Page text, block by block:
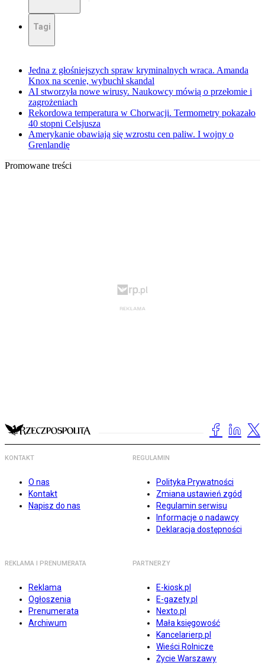
Tagi
Jedna z głośniejszych spraw kryminalnych wraca. Amanda
Knox na scenie, wybuchł skandal
AI stworzyła nowe wirusy. Naukowcy mówią o przełomie i
zagrożeniach
Rekordowa temperatura w Chorwacji. Termometry pokazało
40 stopni Celsjusza
Amerykanie obawiają się wzrostu cen paliw. I wojny o
Grenlandię
Promowane treści
KONTAKT
O nas
Kontakt
Napisz do nas
REGULAMIN
Polityka Prywatności
Zmiana ustawień zgód
Regulamin serwisu
Informacje o nadawcy
Deklaracja dostępności
REKLAMA I PRENUMERATA
Reklama
Ogłoszenia
Prenumerata
Archiwum
PARTNERZY
E-kiosk.pl
E-gazety.pl
Nexto.pl
Mała księgowość
Kancelarierp.pl
Wieści Rolnicze
Życie Warszawy